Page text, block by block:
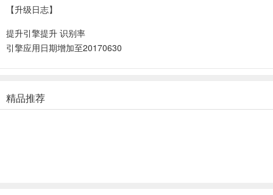
【升级日志】
提升引擎提升 识别率
引擎应用日期增加至20170630
精品推荐